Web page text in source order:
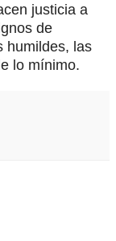
justicia a
de
humildes, las
lo mínimo.